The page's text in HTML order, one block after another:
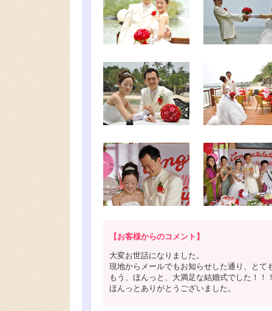
【お客様からのコメント】
大変お世話になりました。
現地からメールでもお知らせした通り、とて
もう、ほんっと、大満足な結婚式でした！！
ほんっとありがとうございました。